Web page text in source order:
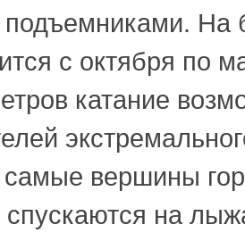
На
с октября по
катание
самые вершины
спускаются на